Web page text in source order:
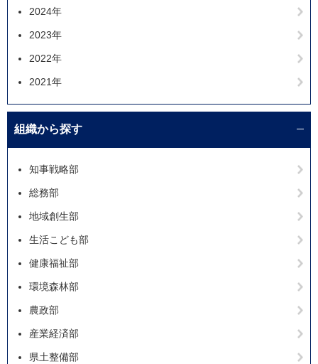
2024年
2023年
2022年
2021年
組織から探す
知事戦略部
総務部
地域創生部
生活こども部
健康福祉部
環境森林部
農政部
産業経済部
県土整備部